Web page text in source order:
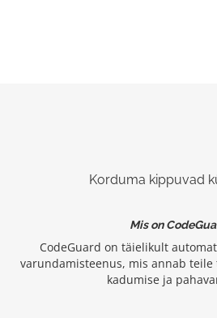
Korduma kippuvad
Mis on
CodeGuard on täielikult
varundamisteenus, mis annab
kadumise ja